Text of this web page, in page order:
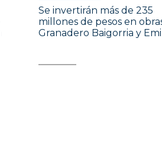
Se invertirán más de 235
millones de pesos en
Granadero Baigorria y